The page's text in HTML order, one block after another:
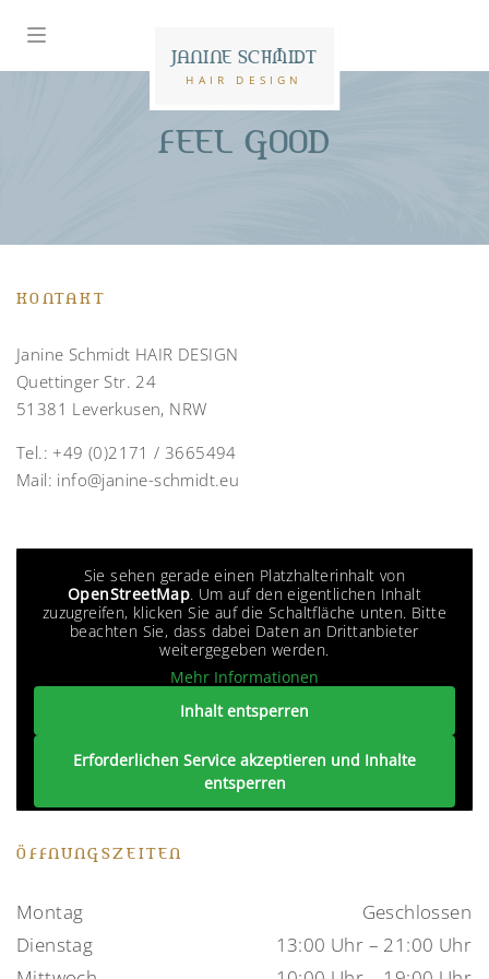
JANINE SCHMIDT
HAIR DESIGN
FEEL GOOD
KONTAKT
Janine Schmidt HAIR DESIGN
Quettinger Str. 24
51381 Leverkusen, NRW
Tel.:+49 (0)2171 / 3665494
Mail: info@janine-schmidt.eu
Sie sehen gerade einen Platzhalterinhalt von
OpenStreetMap. Um auf den eigentlichen Inhalt
zuzugreifen, klicken Sie auf die Schaltfläche unten. Bitte
beachten Sie, dass dabei Daten an Drittanbieter
weitergegeben werden.
Mehr Informationen
Inhalt entsperren
Erforderlichen Service akzeptieren und Inhalte
entsperren
ÖFFNUNGSZEITEN
Montag
Geschlossen
Dienstag
13:00 Uhr – 21:00 Uhr